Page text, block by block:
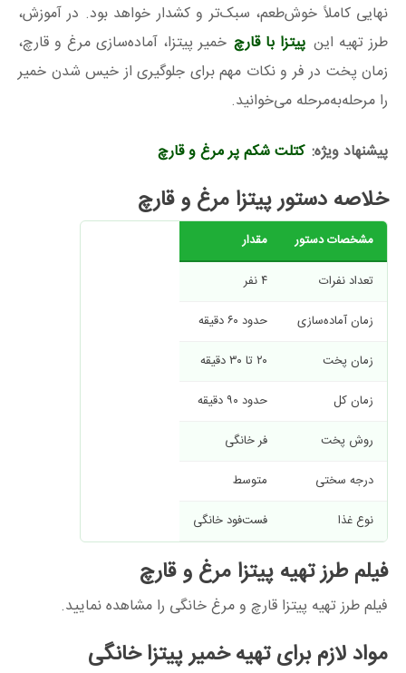
نهایی کاملاً خوش‌طعم، سبک‌تر و کشدار خواهد بود. در آموزش،
طرز تهیه این پیتزا با قارچ خمیر پیتزا، آماده‌سازی مرغ و قارچ،
زمان پخت در فر و نکات مهم برای جلوگیری از خیس شدن خمیر
را مرحله‌به‌مرحله می‌خوانید.
پیشنهاد ویژه: کتلت شکم پر مرغ و قارچ
خلاصه دستور پیتزا مرغ و قارچ
مشخصات دستور مقدار
تعداد نفرات
۴ نفر
زمان آماده‌سازی
حدود ۶۰ دقیقه
زمان پخت
۲۰ تا ۳۰ دقیقه
زمان کل
حدود ۹۰ دقیقه
روش پخت
فر خانگی
درجه سختی
متوسط
نوع غذا
فست‌فود خانگی
فیلم طرز تهیه پیتزا مرغ و قارچ
فیلم طرز تهیه پیتزا قارچ و مرغ خانگی را مشاهده نمایید.
مواد لازم برای تهیه خمیر پیتزا خانگی